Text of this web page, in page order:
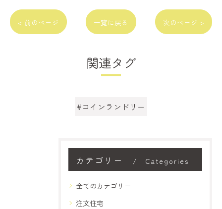
< 前のページ 一覧に戻る 次のページ >
関連タグ
#コインランドリー
カテゴリー Categories
全てのカテゴリー
注文住宅